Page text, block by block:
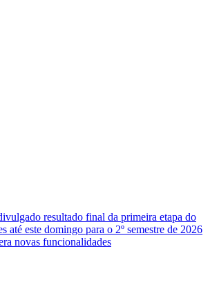
resultado final da primeira etapa do
até este domingo para o 2º semestre de 2026
novas funcionalidades